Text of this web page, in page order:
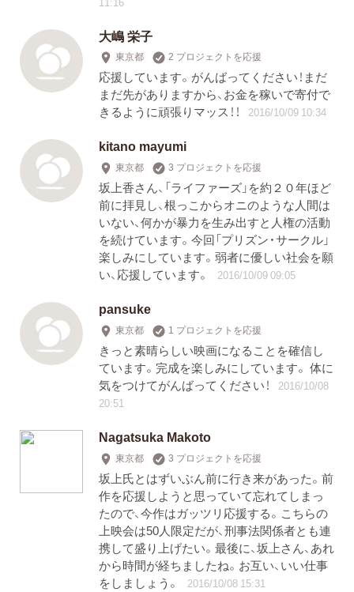
大嶋 栄子
東京都 2 プロジェクトを応援
応援しています。がんばってください！まだ
まだ先がありますから、お金を稼いで寄付で
きるように頑張りマッス！！
2016/10/09 10:34
kitano mayumi
東京都 3 プロジェクトを応援
坂上香さん、「ライファーズ」を約２０年ほど
前に拝見し、根っこからオニのような人間は
いない、何かが暴力を生み出すと人権の活動
を続けています。今回「プリズン・サークル」
楽しみにしています。弱者に優しい社会を願
い、応援しています。
2016/10/09 09:05
pansuke
東京都 1 プロジェクトを応援
きっと素晴らしい映画になることを確信し
ています。完成を楽しみにしています。 体に
気をつけてがんばってください！
2016/10/08
20:51
Nagatsuka Makoto
東京都 3 プロジェクトを応援
坂上氏とはずいぶん前に行き来があった。前
作を応援しようと思っていて忘れてしまっ
たので、今作はガッツリ応援する。こちらの
上映会は50人限定だが、刑事法関係者とも連
携して盛り上げたい。最後に、坂上さん、あれ
から時間が経ちましたね。お互い、いい仕事
をしましょう。
2016/10/08 15:31